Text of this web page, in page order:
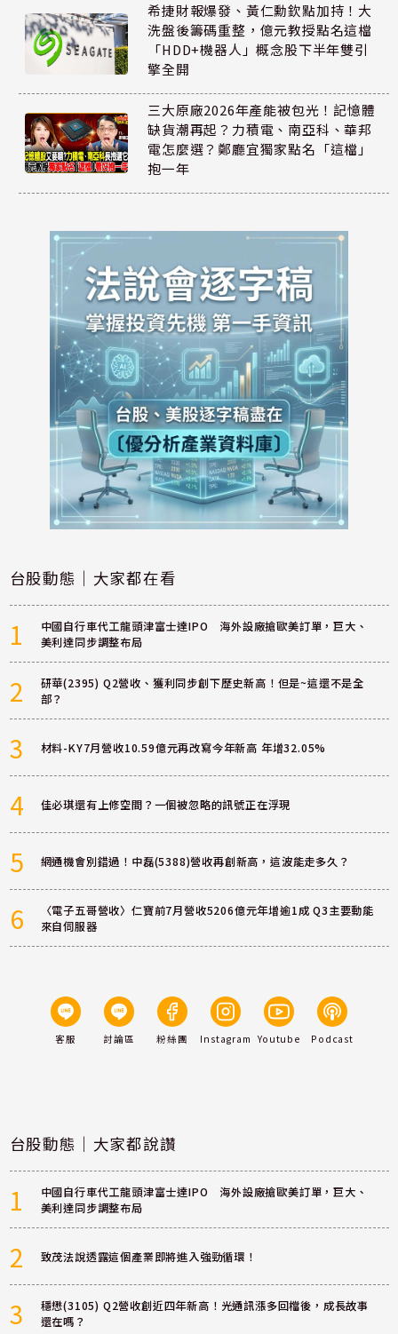
希捷財報爆發、黃仁勳欽點加持！大
洗盤後籌碼重整，億元教授點名這檔
「HDD+機器人」概念股下半年雙引
擎全開
三大原廠2026年產能被包光！記憶體
缺貨潮再起？力積電、南亞科、華邦
電怎麼選？鄭廳宜獨家點名「這檔」
抱一年
台股動態｜大家都在看
1
中國自行車代工龍頭津富士達IPO 海外設廠搶歐美訂單，巨大、
美利達同步調整布局
2
研華(2395) Q2營收、獲利同步創下歷史新高！但是~這還不是全
部？
3 材料-KY7月營收10.59億元再改寫今年新高 年增32.05%
4 佳必琪還有上修空間？一個被忽略的訊號正在浮現
5 網通機會別錯過！中磊(5388)營收再創新高，這波能走多久？
6
〈電子五哥營收〉仁寶前7月營收5206億元年增逾1成 Q3主要動能
來自伺服器
客服 討論區 粉絲團 Instagram Youtube Podcast
台股動態｜大家都說讚
1
中國自行車代工龍頭津富士達IPO 海外設廠搶歐美訂單，巨大、
美利達同步調整布局
2 致茂法說透露這個產業即將進入強勁循環！
3
穩懋(3105) Q2營收創近四年新高！光通訊漲多回檔後，成長故事
還在嗎？